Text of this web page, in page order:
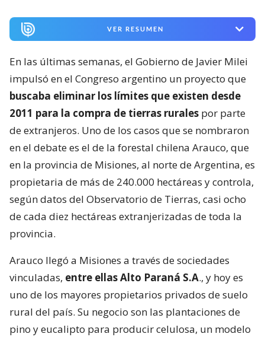
VER RESUMEN
En las últimas semanas, el Gobierno de Javier Milei
impulsó en el Congreso argentino un proyecto que
buscaba eliminar los límites que existen desde
2011 para la compra de tierras rurales por parte
de extranjeros. Uno de los casos que se nombraron
en el debate es el de la forestal chilena Arauco, que
en la provincia de Misiones, al norte de Argentina, es
propietaria de más de 240.000 hectáreas y controla,
según datos del Observatorio de Tierras, casi ocho
de cada diez hectáreas extranjerizadas de toda la
provincia.
Arauco llegó a Misiones a través de sociedades
vinculadas, entre ellas Alto Paraná S.A., y hoy es
uno de los mayores propietarios privados de suelo
rural del país. Su negocio son las plantaciones de
pino y eucalipto para producir celulosa, un modelo